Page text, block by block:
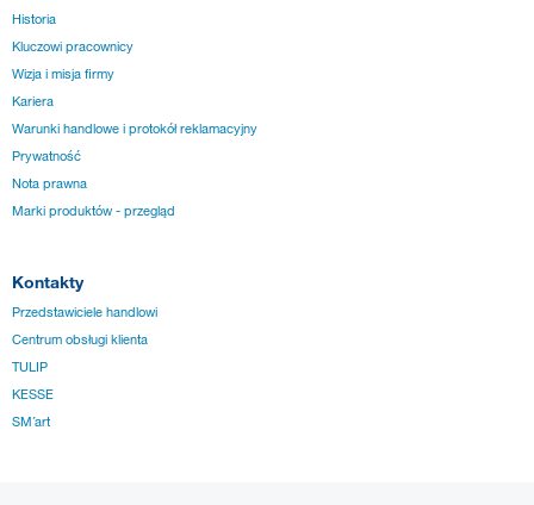
Historia
Kluczowi pracownicy
Wizja i misja firmy
Kariera
Warunki handlowe i protokół reklamacyjny
Prywatność
Nota prawna
Marki produktów - przegląd
Kontakty
Przedstawiciele handlowi
Centrum obsługi klienta
TULIP
KESSE
SM´art